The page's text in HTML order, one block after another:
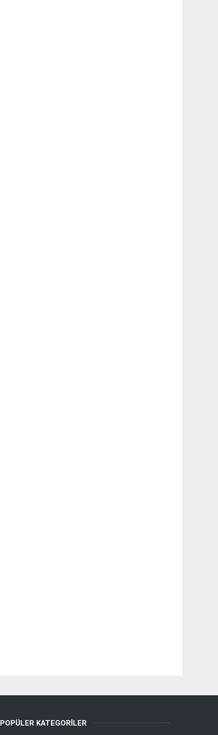
POPÜLER KATEGORILER